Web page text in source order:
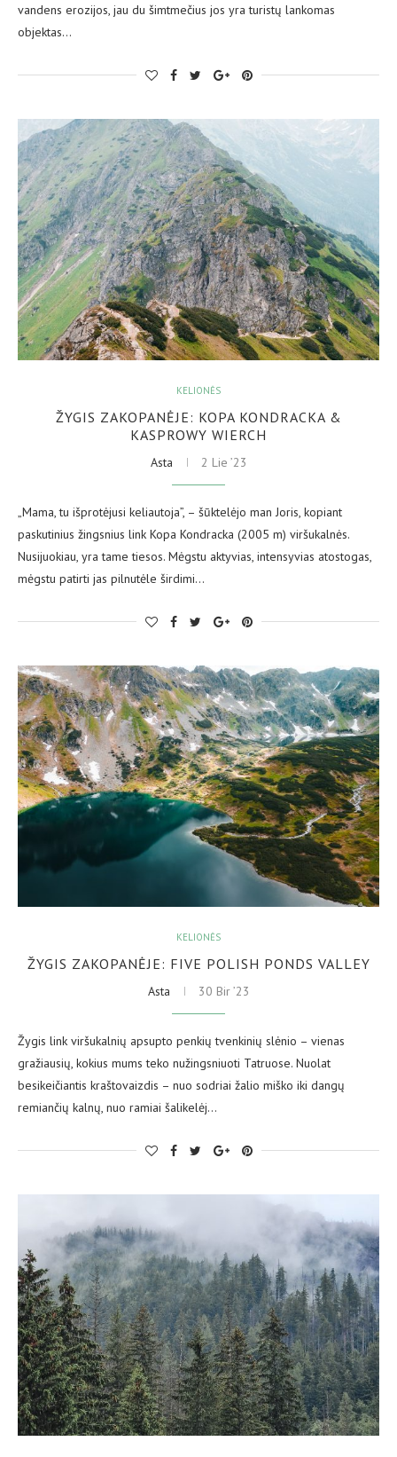
vandens erozijos, jau du šimtmečius jos yra turistų lankomas
objektas…
KELIONĖS
ŽYGIS ZAKOPANĖJE: KOPA KONDRACKA &
KASPROWY WIERCH
Asta 2 Lie ’23
„Mama, tu išprotėjusi keliautoja”, – šūktelėjo man Joris, kopiant
paskutinius žingsnius link Kopa Kondracka (2005 m) viršukalnės.
Nusijuokiau, yra tame tiesos. Mėgstu aktyvias, intensyvias atostogas,
mėgstu patirti jas pilnutėle širdimi…
KELIONĖS
ŽYGIS ZAKOPANĖJE: FIVE POLISH PONDS VALLEY
Asta 30 Bir ’23
Žygis link viršukalnių apsupto penkių tvenkinių slėnio – vienas
gražiausių, kokius mums teko nužingsniuoti Tatruose. Nuolat
besikeičiantis kraštovaizdis – nuo sodriai žalio miško iki dangų
remiančių kalnų, nuo ramiai šalikelėj…